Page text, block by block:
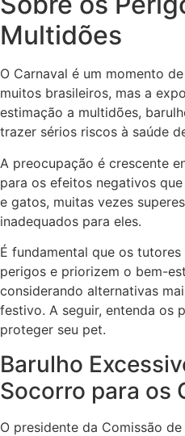
Multidões
O Carnaval é um momento
muitos brasileiros, mas a
estimação a multidões,
trazer sérios riscos à saúde
A preocupação é crescente
para os efeitos negativos
e gatos, muitas vezes
inadequados para eles.
É fundamental que os
perigos e priorizem o bem-
considerando alternativas
festivo. A seguir, entenda os
proteger seu pet.
Barulho
Socorro para os
O presidente da Comissão